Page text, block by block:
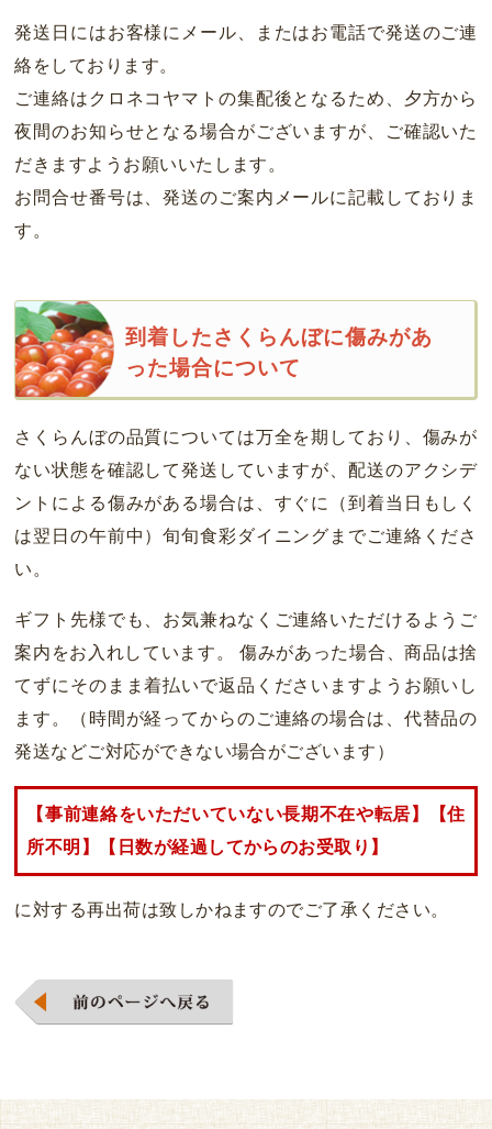
発送日にはお客様にメール、またはお電話で発送のご連
絡をしております。
ご連絡はクロネコヤマトの集配後となるため、夕方から
夜間のお知らせとなる場合がございますが、ご確認いた
だきますようお願いいたします。
お問合せ番号は、発送のご案内メールに記載しておりま
す。
到着したさくらんぼに傷みがあ
った場合について
さくらんぼの品質については万全を期しており、傷みが
ない状態を確認して発送していますが、配送のアクシデ
ントによる傷みがある場合は、すぐに（到着当日もしく
は翌日の午前中）旬旬食彩ダイニングまでご連絡くださ
い。
ギフト先様でも、お気兼ねなくご連絡いただけるようご
案内をお入れしています。 傷みがあった場合、商品は捨
てずにそのまま着払いで返品くださいますようお願いし
ます。（時間が経ってからのご連絡の場合は、代替品の
発送などご対応ができない場合がございます）
【事前連絡をいただいていない長期不在や転居】【住
所不明】【日数が経過してからのお受取り】
に対する再出荷は致しかねますのでご了承ください。